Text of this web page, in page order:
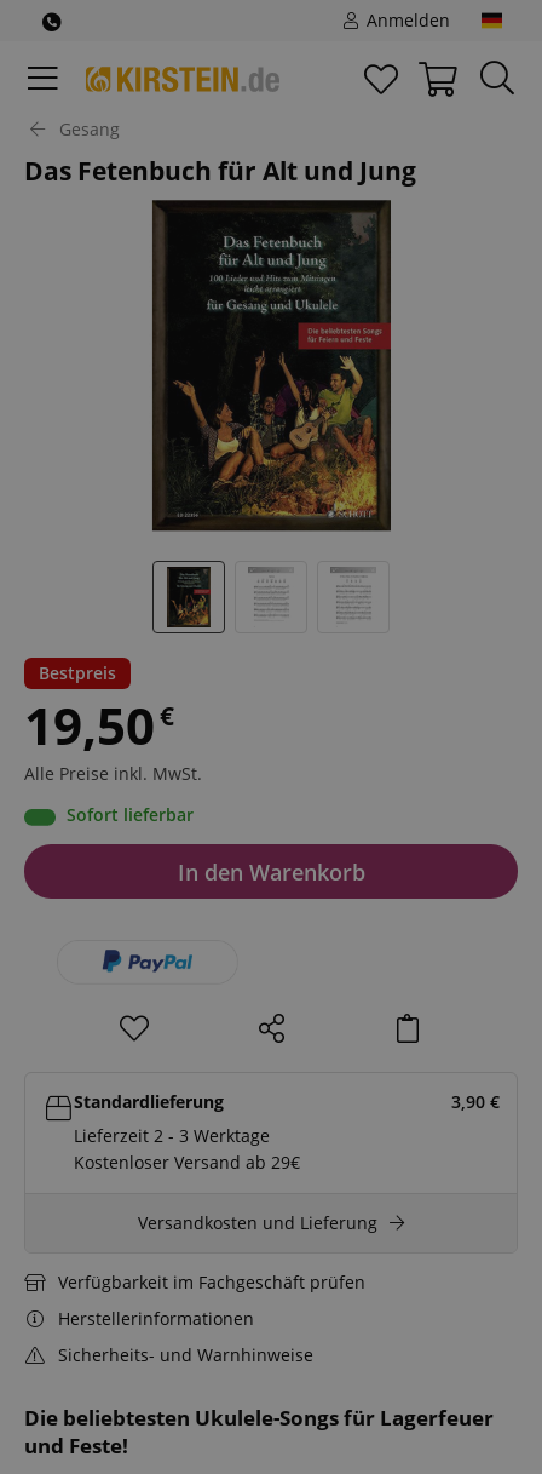
Anmelden
Gesang
Das Fetenbuch für Alt und Jung
Die beliebtesten Ukulele-Songs für Lagerfeuer
und Feste!
Bestpreis
19,50€
Alle Preise inkl. MwSt.
Sofort lieferbar
In den Warenkorb
Standardlieferung 3,90 €
Lieferzeit 2 - 3 Werktage
Kostenloser Versand ab 29€
Versandkosten und Lieferung
Verfügbarkeit im Fachgeschäft prüfen
Herstellerinformationen
Sicherheits- und Warnhinweise